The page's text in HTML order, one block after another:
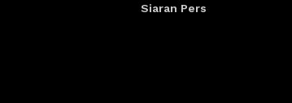
Siaran Pers